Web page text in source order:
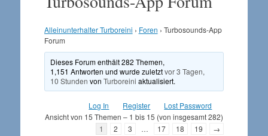
Alleinunterhalter Turboreini › Foren › Turbosounds-App
Forum
Dieses Forum enthält 282 Themen,
1,151 Antworten und wurde zuletztvor 3 Tagen,
10 Stunden von Turboreini aktualisiert.
Log In Register
Lost Password
Ansicht von 15 Themen – 1 bis 15 (von insgesamt 282)
1
2 3 … 17 18 19 →